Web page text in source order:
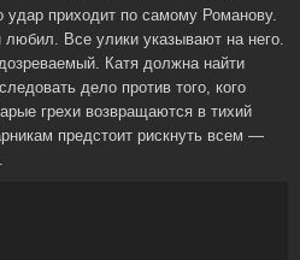
приходит по самому Романову.
Все улики указывают на него.
Катя должна найти
дело против того, кого
грехи возвращаются в тихий
предстоит рискнуть всем —